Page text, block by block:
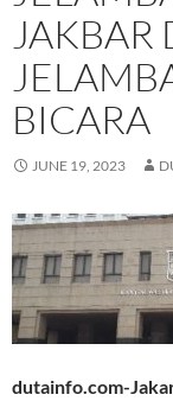
JAKBAR
BICARA
JUNE 19, 2023
dutainfo.com-